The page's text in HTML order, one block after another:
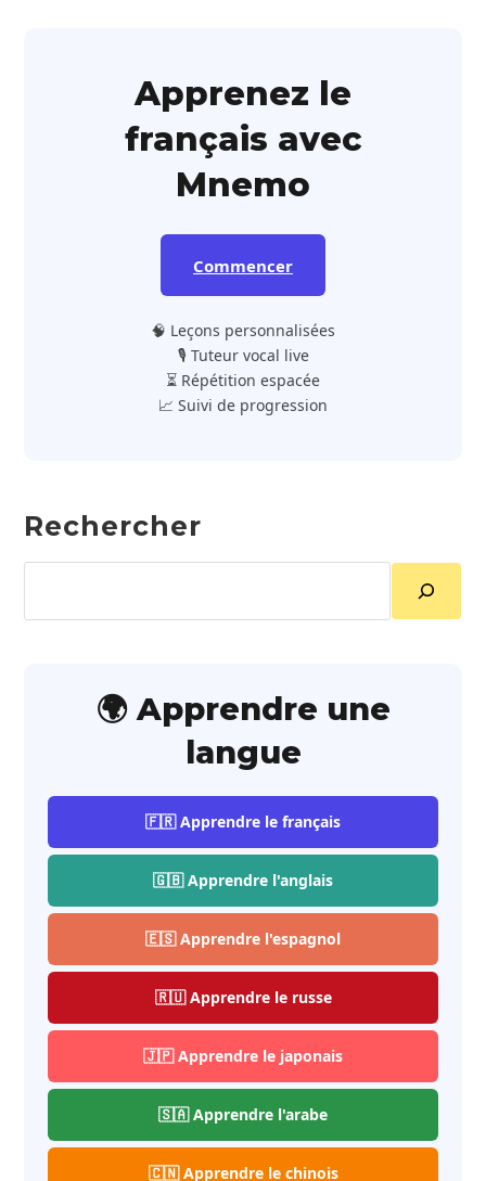
Apprenez le
français avec
Mnemo
Commencer
🧠 Leçons personnalisées
🎙️ Tuteur vocal live
⏳ Répétition espacée
📈 Suivi de progression
Rechercher
🌍 Apprendre une
langue
🇫🇷 Apprendre le français
🇬🇧 Apprendre l'anglais
🇪🇸 Apprendre l'espagnol
🇷🇺 Apprendre le russe
🇯🇵 Apprendre le japonais
🇸🇦 Apprendre l'arabe
🇨🇳 Apprendre le chinois